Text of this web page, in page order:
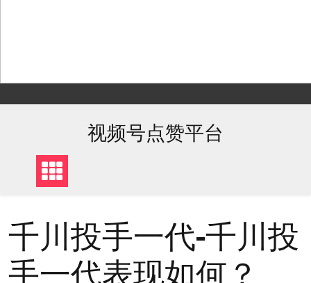
to
视频号点赞平台
千川投手一代-千川投
手一代表现如何？